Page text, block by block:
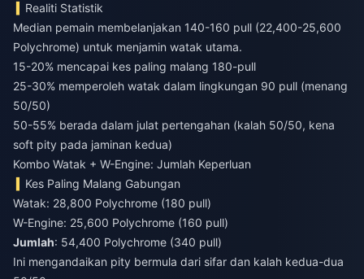
Realiti Statistik
Median pemain membelanjakan 140-160 pull (22,400-25,600
Polychrome) untuk menjamin watak utama.
15-20% mencapai kes paling malang 180-pull
25-30% memperoleh watak dalam lingkungan 90 pull (menang
50/50)
50-55% berada dalam julat pertengahan (kalah 50/50, kena
soft pity pada jaminan kedua)
Kombo Watak + W-Engine: Jumlah Keperluan
Kes Paling Malang Gabungan
Watak: 28,800 Polychrome (180 pull)
W-Engine: 25,600 Polychrome (160 pull)
Jumlah: 54,400 Polychrome (340 pull)
Ini mengandaikan pity bermula dari sifar dan kalah kedua-dua